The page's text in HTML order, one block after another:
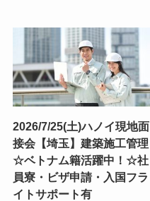
2026/7/25(土)ハノイ現地面
接会【埼玉】建築施工管理
☆ベトナム籍活躍中！☆社
員寮・ビザ申請・入国フラ
イトサポート有